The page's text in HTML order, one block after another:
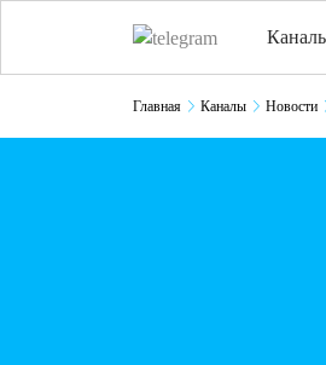
Главная Каналы Новости